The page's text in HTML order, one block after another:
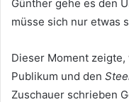
Günther gehe es den
müsse sich nur etwas
Dieser Moment
Publikum und den
Zuschauer schrieben